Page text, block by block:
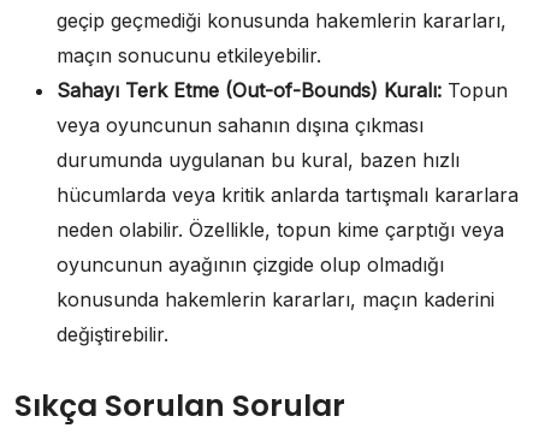
geçip geçmediği konusunda hakemlerin kararları,
maçın sonucunu etkileyebilir.
Sahayı Terk Etme (Out-of-Bounds) Kuralı: Topun
veya oyuncunun sahanın dışına çıkması
durumunda uygulanan bu kural, bazen hızlı
hücumlarda veya kritik anlarda tartışmalı kararlara
neden olabilir. Özellikle, topun kime çarptığı veya
oyuncunun ayağının çizgide olup olmadığı
konusunda hakemlerin kararları, maçın kaderini
değiştirebilir.
Sıkça Sorulan Sorular